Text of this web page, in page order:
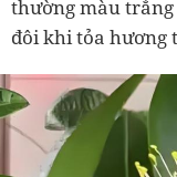
thường màu
đôi khi tỏa hương